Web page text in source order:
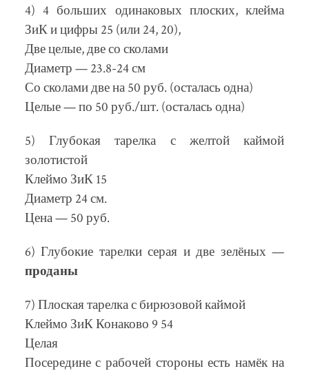
4) 4 больших одинаковых плоских, клейма
ЗиК и цифры 25 (или 24, 20),
Две целые, две со сколами
Диаметр — 23.8-24 см
Со сколами две на 50 руб. (осталась одна)
Целые — по 50 руб./шт. (осталась одна)
5) Глубокая тарелка с желтой каймой
золотистой
Клеймо ЗиК 15
Диаметр 24 см.
Цена — 50 руб.
6) Глубокие тарелки серая и две зелёных —
проданы
7) Плоская тарелка с бирюзовой каймой
Клеймо ЗиК Конаково 9 54
Целая
Посередине с рабочей стороны есть намёк на